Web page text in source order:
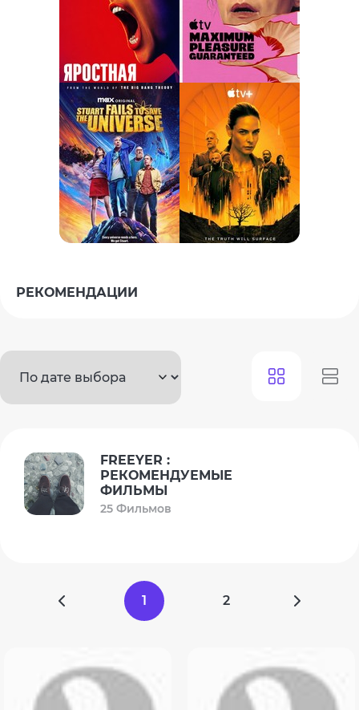
РЕКОМЕНДАЦИИ
FREEYER :
РЕКОМЕНДУЕМЫЕ
ФИЛЬМЫ
25 Фильмов
1 2